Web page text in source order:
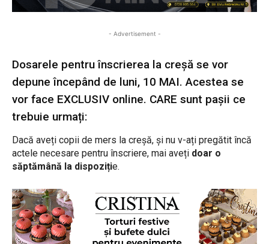
- Advertisement -
Dosarele pentru înscrierea la creșă se vor
depune începând de luni, 10 MAI. Acestea se
vor face EXCLUSIV online. CARE sunt pașii ce
trebuie urmați:
Dacă aveți copii de mers la creșă, și nu v-ați pregătit încă
actele necesare pentru înscriere, mai aveți doar o
săptămână la dispoziție.